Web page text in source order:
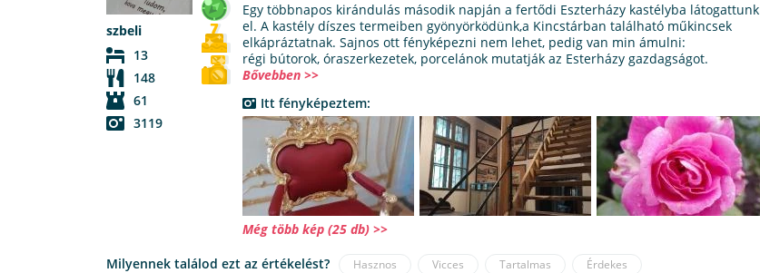
szbeli
13
148
61
3119
Egy többnapos kirándulás második napján a fertődi Eszterházy kastélyba látogattunk
el. A kastély díszes termeiben gyönyörködünk,a Kincstárban található műkincsek
elkápráztatnak. Sajnos ott fényképezni nem lehet, pedig van min ámulni:
régi bútorok, óraszerkezetek, porcelánok mutatják az Esterházy gazdagságot.
Bővebben >>
Itt fényképeztem:
Még több kép (25 db) >>
Milyennek találod ezt az értékelést?
Hasznos Vicces Tartalmas Érdekes